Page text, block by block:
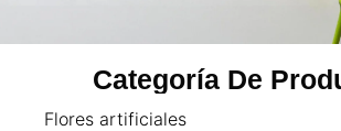
Categoría De
Flores artificiales